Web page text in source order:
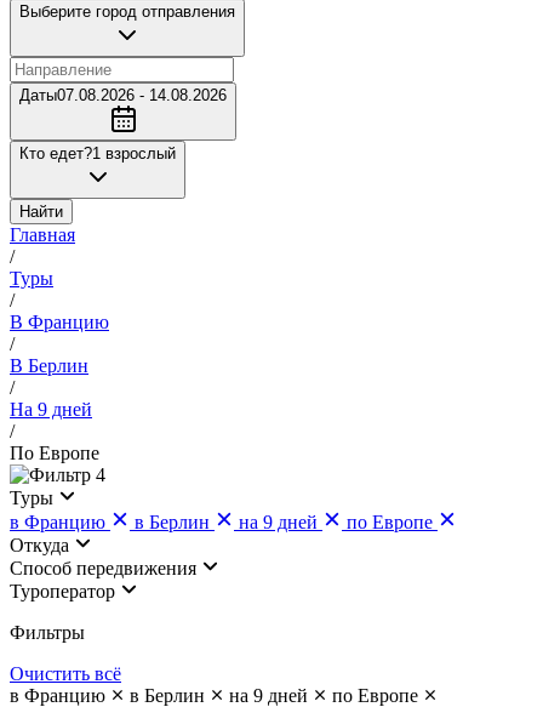
Выберите город отправления
Даты07.08.2026 - 14.08.2026
Кто едет?1 взрослый
Найти
Главная
/
Туры
/
В Францию
/
В Берлин
/
На 9 дней
/
По Европе
4
Туры
в Францию
в Берлин на 9 дней
по Европе
Откуда
Cпособ передвижения
Туроператор
Фильтры
Очистить всё
в Францию
в Берлин на 9 дней
по Европе